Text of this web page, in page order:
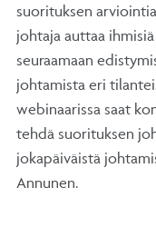
suorituksen
johtaja auttaa
seuraamaan
johtamista eri
webinaarissa saat
tehdä suorituksen
jokapäiväistä
Annunen.